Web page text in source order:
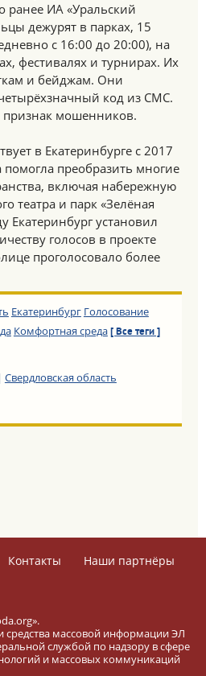
ранее ИА «Уральский
дежурят в парках, 15
с 16:00 до 20:00), на
фестивалях и турнирах. Их
и бейджам. Они
код из СМС.
мошенников.
в Екатеринбурге с 2017
помогла преобразить многие
включая набережную
театра и парк «Зелёная
Екатеринбург установил
голосов в проекте
проголосовало более
Екатеринбург Голосование
Комфортная среда [ Все теги ]
Свердловская область
Контакты
Наши партнёры
средства массовой информации ЭЛ
службой по надзору в сфере
и массовых коммуникаций